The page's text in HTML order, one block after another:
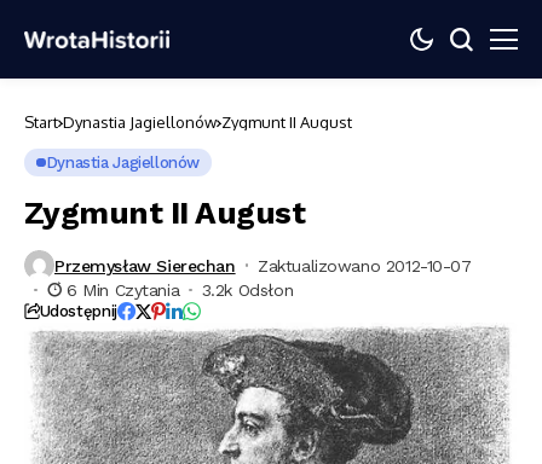
Start Dynastia Jagiellonów Zygmunt II August
Dynastia Jagiellonów
Zygmunt II August
Przemysław Sierechan
Zaktualizowano 2012-10-07
6 Min Czytania
3.2k Odsłon
Udostępnij